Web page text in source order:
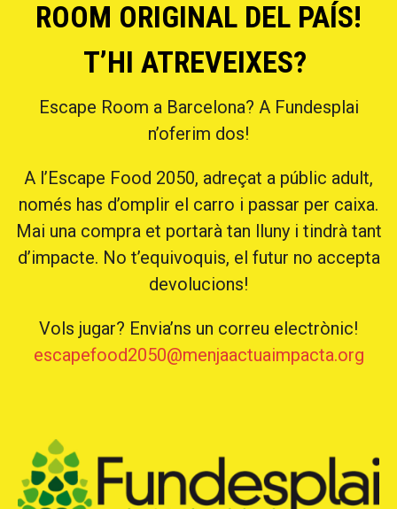
ROOM ORIGINAL DEL PAÍS!
T’HI ATREVEIXES?
Escape Room a Barcelona? A Fundesplai
n’oferim dos!
A l’Escape Food 2050, adreçat a públic adult,
només has d’omplir el carro i passar per caixa.
Mai una compra et portarà tan lluny i tindrà tant
d’impacte. No t’equivoquis, el futur no accepta
devolucions!
Vols jugar? Envia’ns un correu electrònic!
escapefood2050@menjaactuaimpacta.org
ACCIÓ SOCIAL I JOVES
ESPLAIS
SUPORT TERCER SECTOR
La Fundació
L'equip